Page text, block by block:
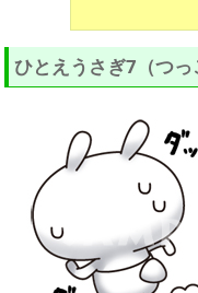
ひとえうさぎ7（つ